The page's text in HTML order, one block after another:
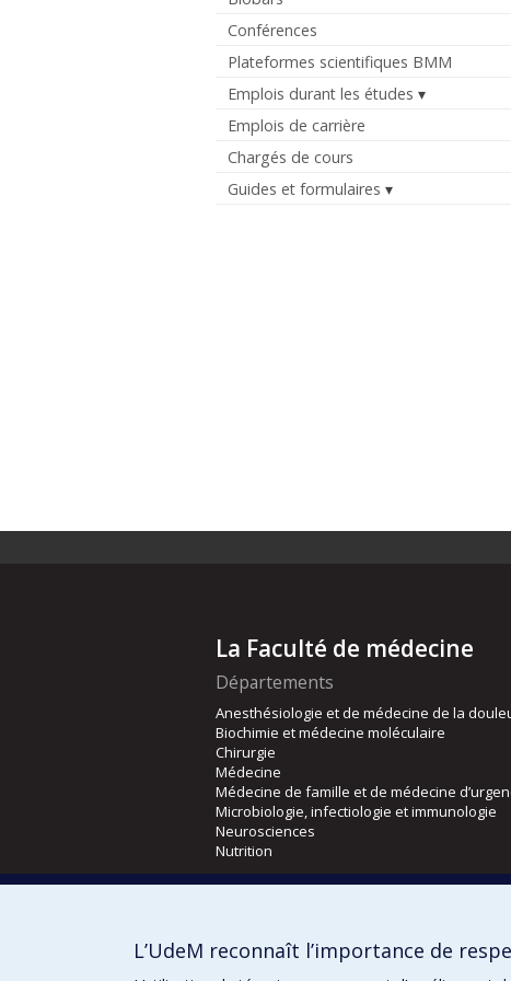
Conférences
Plateformes scientifiques BMM
Emplois durant les études
Emplois de carrière
Chargés de cours
Guides et formulaires
La Faculté de médecine
Départements
Anesthésiologie et de médecine de la
Biochimie et médecine moléculaire
Chirurgie
Médecine
Médecine de famille et de médecine
Microbiologie, infectiologie et immunologie
Neurosciences
Nutrition
Orthophonie et audiologie
L’UdeM reconnaît l’importance de